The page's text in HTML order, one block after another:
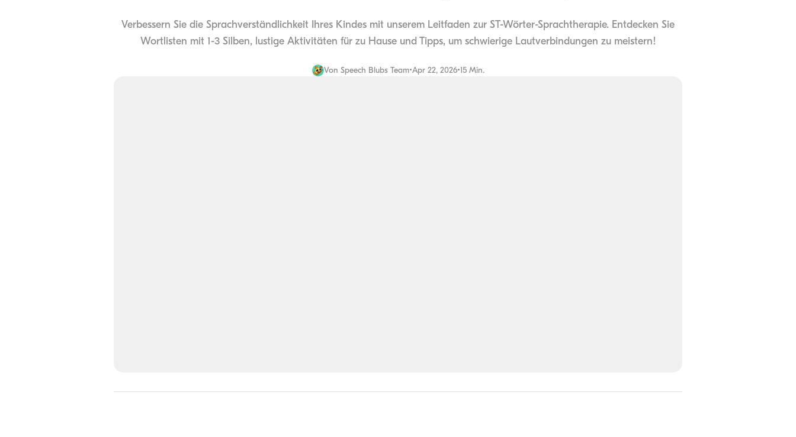
Verbessern Sie die Sprachverständlichkeit Ihres Kindes mit unserem Leitfaden zur ST-Wörter-Sprachtherapie. Entdecken Sie
Wortlisten mit 1-3 Silben, lustige Aktivitäten für zu Hause und Tipps, um schwierige Lautverbindungen zu meistern!
Von Speech Blubs Team•Apr 22, 2026•15 Min.